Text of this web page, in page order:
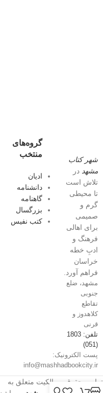
شهر کتاب
مشهد در
تلاش است
تا محیطی
گرم و
صمیمی
برای اهالی
فرهنگ و
ادبِ خطه
خراسان
فراهم آورد.
مشهد، ضلع
جنوبی
تقاطع
کلاهدوز و
قرنی
تلفن: 1803
(051)
پست الکترونیک:
info@mashhadbookcity.ir
گروه‌های
منتخب
ادیان
دانشنامه
گاهنامه
بزرگسال
کتب نفیس
تمامی حقوق و مالکیت متعلق به